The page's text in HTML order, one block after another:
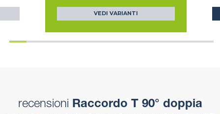
VEDI VARIANTI
recensioni Raccordo T 90° doppia